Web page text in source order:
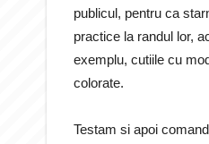
publicul, pentru ca
practice la randul lor,
exemplu, cutiile cu
colorate.
Testam si apoi